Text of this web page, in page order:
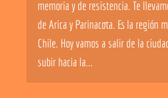
memoria y de resistencia. Te
de Arica y Parinacota. Es la región
Chile. Hoy vamos a salir de la
subir hacia la...